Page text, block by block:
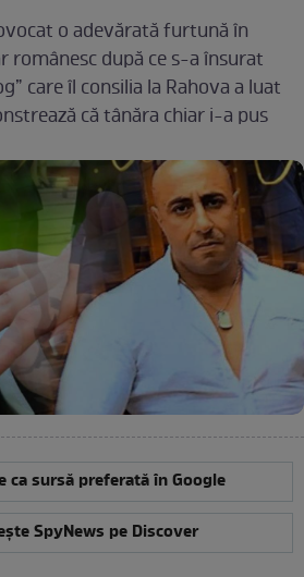
o adevărată furtună în
românesc după ce s-a însurat
care îl consilia la Rahova a luat
că tânăra chiar i-a pus
ca sursă preferată în Google
SpyNews pe Discover